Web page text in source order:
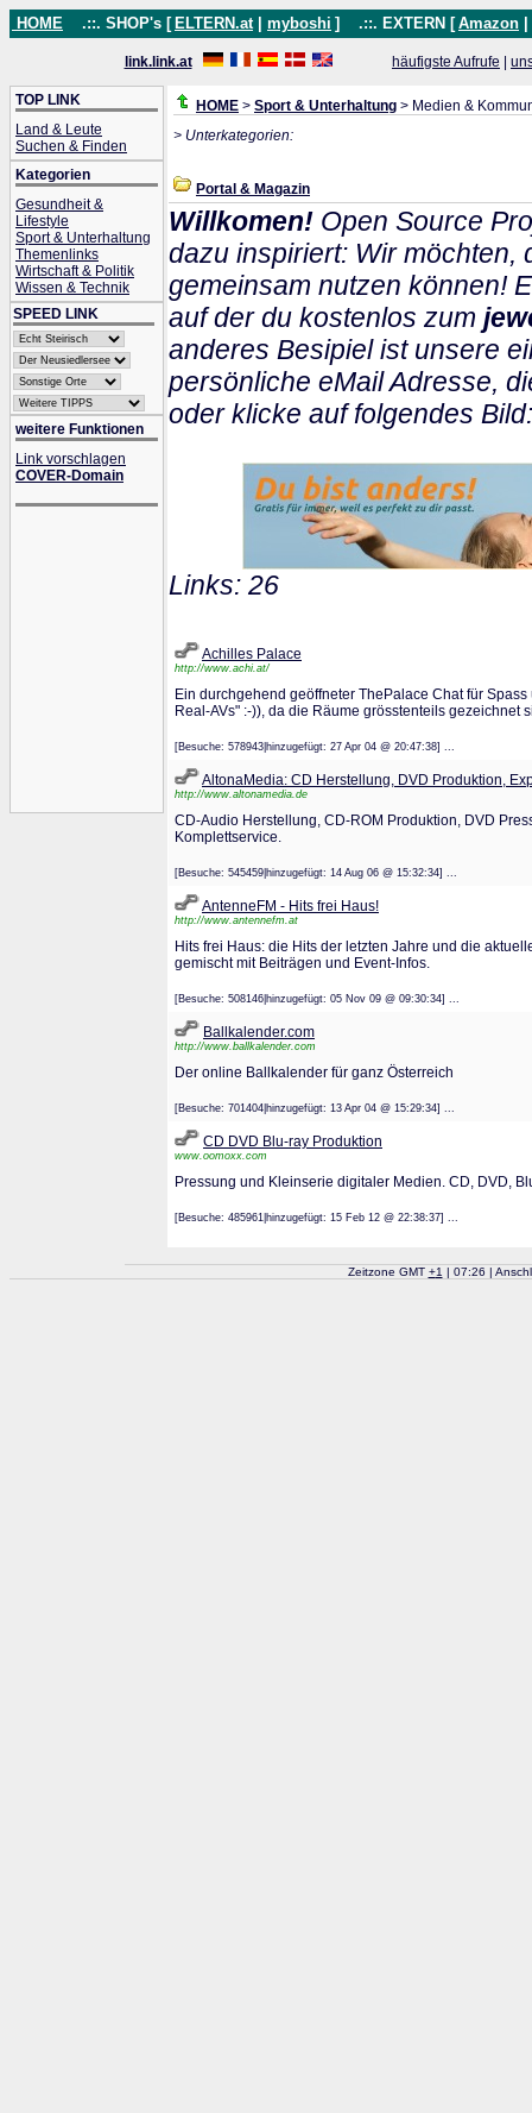
HOME .::. SHOP's [ ELTERN.at myboshi ] .::. EXTERN [ Amazon
link.link.at häufigste Aufrufe
TOP LINK
Land & Leute
Suchen & Finden
Kategorien
Gesundheit &
Lifestyle
Sport & Unterhaltung
Themenlinks
Wirtschaft & Politik
Wissen & Technik
SPEED LINK
weitere Funktionen
Link vorschlagen
COVER-Domain
HOME > Sport & Unterhaltung > Medien &
> Unterkategorien:
Portal & Magazin
Willkomen! Open Source
dazu inspiriert: Wir möchten,
gemeinsam nutzen können!
auf der du kostenlos zum
anderes Besipiel ist unsere
persönliche eMail Adresse,
oder klicke auf folgendes Bild:
Links: 26
Achilles Palace
http://www.achi.at/
Ein durchgehend geöffneter ThePalace Chat für
Real-AVs" :-)), da die Räume grösstenteils gezeichnet
[Besuche: 578943|hinzugefügt: 27 Apr 04 @ 20:47:38] ...
AltonaMedia: CD Herstellung, DVD Produktion,
http://www.altonamedia.de
CD-Audio Herstellung, CD-ROM Produktion, DVD
Komplettservice.
[Besuche: 545459|hinzugefügt: 14 Aug 06 @ 15:32:34] ...
AntenneFM - Hits frei Haus!
http://www.antennefm.at
Hits frei Haus: die Hits der letzten Jahre und die
gemischt mit Beiträgen und Event-Infos.
[Besuche: 508146|hinzugefügt: 05 Nov 09 @ 09:30:34] ...
Ballkalender.com
http://www.ballkalender.com
Der online Ballkalender für ganz Österreich
[Besuche: 701404|hinzugefügt: 13 Apr 04 @ 15:29:34] ...
CD DVD Blu-ray Produktion
www.oomoxx.com
Pressung und Kleinserie digitaler Medien. CD, DVD,
[Besuche: 485961|hinzugefügt: 15 Feb 12 @ 22:38:37] ...
Zeitzone GMT +1 | 07:26 |